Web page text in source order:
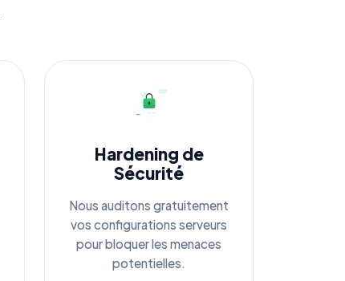
Hardening de
Sécurité
Nous auditons gratuitement
vos configurations serveurs
pour bloquer les menaces
potentielles.